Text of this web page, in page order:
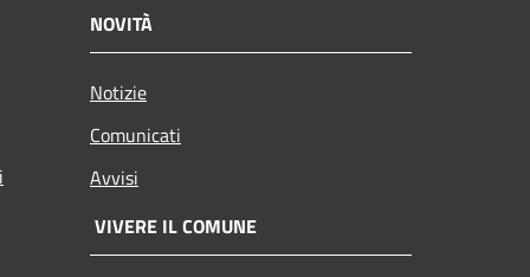
NOVITÀ
Notizie
Comunicati
Avvisi
VIVERE IL COMUNE